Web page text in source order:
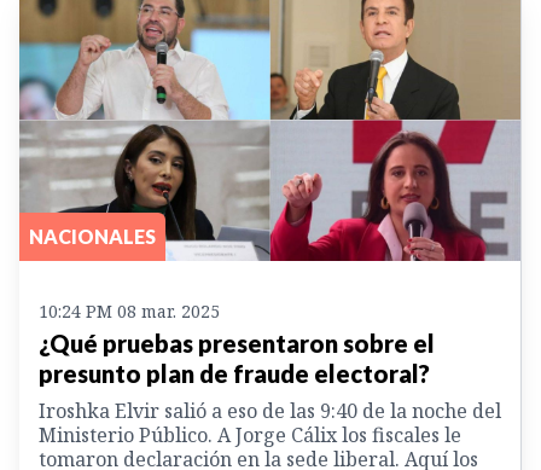
NACIONALES
10:24 PM 08 mar. 2025
¿Qué pruebas presentaron sobre el
presunto plan de fraude electoral?
Iroshka Elvir salió a eso de las 9:40 de la noche del
Ministerio Público. A Jorge Cálix los fiscales le
tomaron declaración en la sede liberal. Aquí los